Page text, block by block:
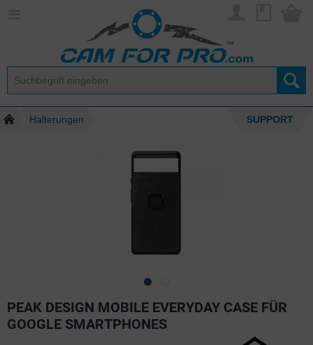
Halterungen SUPPORT
PEAK DESIGN MOBILE EVERYDAY CASE FÜR
GOOGLE SMARTPHONES